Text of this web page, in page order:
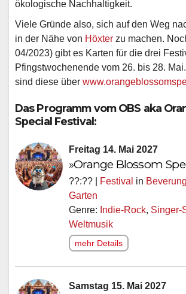
ökologische Nachhaltigkeit.
Viele Gründe also, sich auf den Weg
in der Nähe von Höxter zu machen.
04/2023) gibt es Karten für die drei
Pfingstwochenende vom 26. bis 28.
sind diese über
Das Programm vom OBS aka
Special Festival:
Freitag 14. Mai 2027
»Orange Blossom
??:?? | Festival in
Garten
Genre: Indie-Rock, Singer-
Weltmusik
mehr Details
Samstag 15. Mai 2027